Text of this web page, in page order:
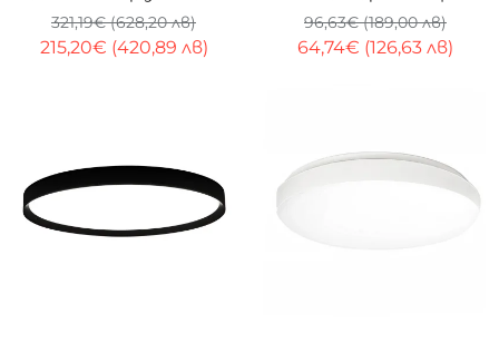
Wind с дистанционно |
132 см | 18W | CCT
215,20€ (420,89 лв)
321,19€ (628,20 лв)
Двупосочно светене | 3-
CCT | 45W
64,74€ (126,63 лв)
96,63€ (189,00 лв)